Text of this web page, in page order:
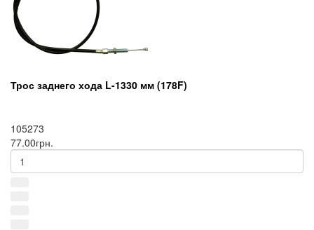
Трос заднего хода L-1330 мм (178F)
105273
77.00грн.